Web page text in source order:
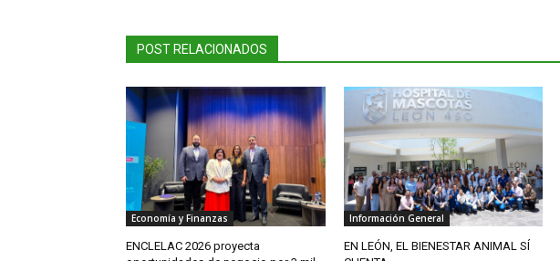
POST RELACIONADOS
Economía y Finanzas
ENCLELAC 2026 proyecta
Información General
EN LEÓN, EL BIENESTAR ANIMAL SÍ